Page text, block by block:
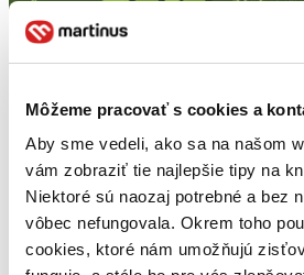
Môžeme pracovať s cookies a
Aby sme vedeli, ako sa na našom
vám zobraziť tie najlepšie tipy na
Niektoré sú naozaj potrebné a bez
vôbec nefungovala. Okrem toho
cookies, ktoré nám umožňujú